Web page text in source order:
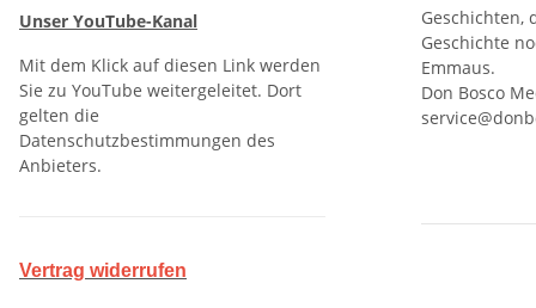
Geschichten,
Geschichte
Emmaus.
Don Bosco
Unser YouTube-Kanal
Mit dem Klick auf diesen Link werden
Sie zu YouTube weitergeleitet. Dort
gelten die
Datenschutzbestimmungen des
Anbieters.
Vertrag widerrufen